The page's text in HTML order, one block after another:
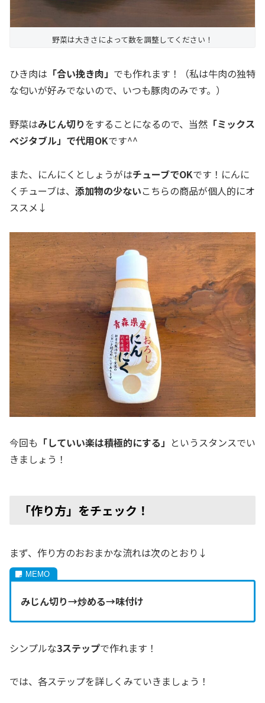
野菜は大きさによって数を調整してください！
ひき肉は 「合い挽き肉」 でも作れます！（私は牛肉の独特
な匂いが好みでないので、いつも豚肉のみです。）
野菜はみじん切りをすることになるので、当然 「ミックス
ベジタブル」で代用OKです^^
また、にんにくとしょうがはチューブでOKです！にんに
くチューブは、 添加物の少ないこちらの商品が個人的にオ
ススメ↓
今回も 「していい楽は積極的にする」 というスタンスでい
きましょう！
「作り方」をチェック！
まず、作り方のおおまかな流れは次のとおり↓
みじん切り→炒める→味付け
シンプルな3ステップで作れます！
では、各ステップを詳しくみていきましょう！